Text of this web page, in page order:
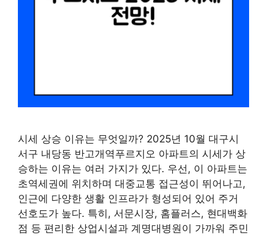
시세 상승 이유는 무엇일까? 2025년 10월 대구시
서구 내당동 반고개역푸르지오 아파트의 시세가 상
승하는 이유는 여러 가지가 있다. 우선, 이 아파트는
초역세권에 위치하며 대중교통 접근성이 뛰어나고,
인근에 다양한 생활 인프라가 형성되어 있어 주거
선호도가 높다. 특히, 서문시장, 홈플러스, 현대백화
점 등 편리한 상업시설과 계명대병원이 가까워 주민